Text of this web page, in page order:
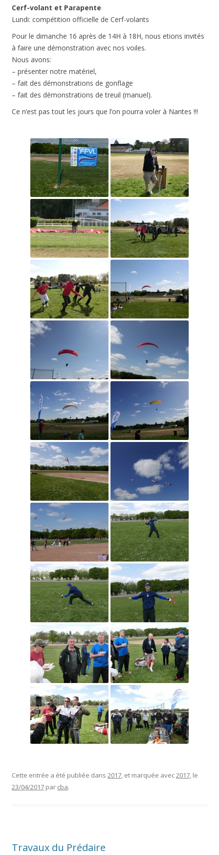
Cerf-volant et Parapente
Lundi: compétition officielle de Cerf-volants
Pour le dimanche 16 après de 14H à 18H, nous etions invités
à faire une démonstration avec nos voiles.
Nous avons:
– présenter notre matériel,
– fait des démonstrations de gonflage
– fait des démonstrations de treuil (manuel).
Ce n’est pas tout les jours que l’on pourra voler à Nantes !!!
Cette entrée a été publiée dans 2017, et marquée avec2017, le
23/04/2017 par cba.
Travaux du Prédaire